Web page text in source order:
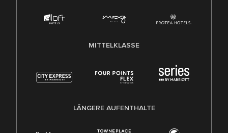
MITTELKLASSE
LÄNGERE AUFENTHALTE